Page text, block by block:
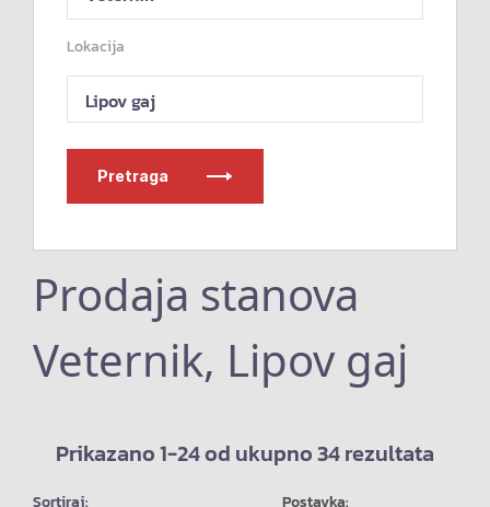
Lokacija
Lipov gaj
Pretraga
Prodaja stanova
Veternik, Lipov gaj
Prikazano 1-24 od ukupno 34 rezultata
Postavka:
Sortiraj: